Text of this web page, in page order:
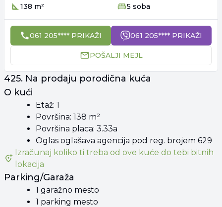
138 m²
5 soba
061 205**** PRIKAŽI 061 205**** PRIKAŽI
POŠALJI MEJL
425. Na prodaju porodična kuća
O kući
Etaž: 1
Površina: 138 m²
Površina placa: 3.33a
Oglas oglašava agencija pod reg. brojem 629
Izračunaj koliko ti treba od ove kuće do tebi bitnih
lokacija
Parking/Garaža
1 garažno mesto
1 parking mesto